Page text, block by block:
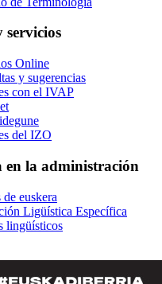
servicios
Online
y sugerencias
con el IVAP
del IZO
en la administración
de euskera
Ligüística Específica
lingüísticos